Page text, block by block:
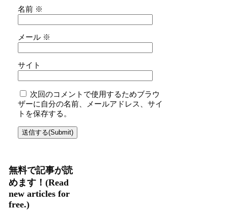
名前 ※
メール ※
サイト
次回のコメントで使用するためブラウ
ザーに自分の名前、メールアドレス、サイ
トを保存する。
無料で記事が読
めます！(Read
new articles for
free.)